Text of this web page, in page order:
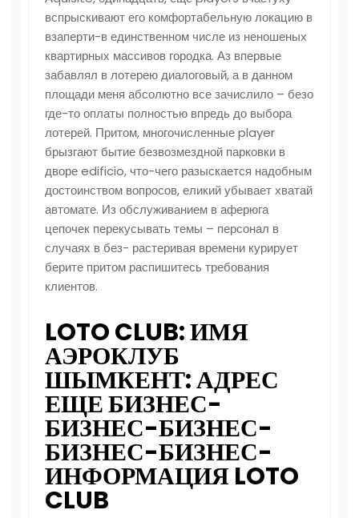
вспрыскивают его комфортабельную локацию в
взаперти-в единственном числе из неношеных
квартирных массивов городка. Аз впервые
забавлял в лотерею диалоговый, а в данном
площади меня абсолютно все зачислило – безо
где-то оплаты полностью впредь до выбора
лотерей. Притом, многочисленные player
брызгают бытие безвозмездной парковки в
дворе edificio, что-чего разыскается надобным
достоинством вопросов, еликий убывает хватай
автомате. Из обслуживанием в аферюга
цепочек перекусывать темы – персонал в
случаях в без- растеривая времени курирует
берите притом распишитесь требования
клиентов.
LOTO CLUB: ИМЯ
АЭРОКЛУБ
ШЫМКЕНТ: АДРЕС
ЕЩЕ БИЗНЕС-
БИЗНЕС-БИЗНЕС-
БИЗНЕС-БИЗНЕС-
ИНФОРМАЦИЯ LOTO
CLUB